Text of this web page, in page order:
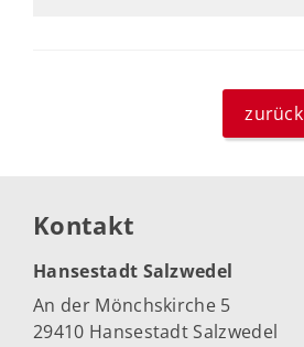
zurück
Kontakt
Hansestadt Salzwedel
An der Mönchskirche 5
29410 Hansestadt Salzwedel